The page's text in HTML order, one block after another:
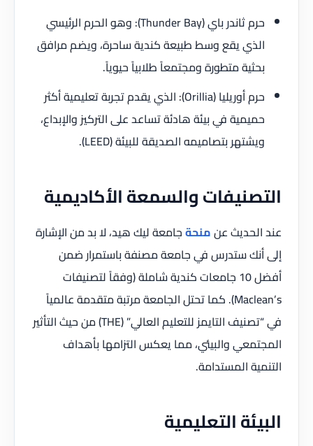
حرم ثاندر باي (Thunder Bay): وهو الحرم الرئيسي
الذي يقع وسط طبيعة كندية ساحرة، ويضم مرافق
بحثية متطورة ومجتمعاً طلابياً حيوياً.
حرم أوريليا (Orillia): الذي يقدم تجربة تعليمية أكثر
حميمية في بيئة هادئة تساعد على التركيز والإبداع،
ويشتهر بتصاميمه الصديقة للبيئة (LEED).
التصنيفات والسمعة الأكاديمية
عند الحديث عنمنحةجامعة ليك هيد، لا بد من الإشارة
إلى أنك ستدرس في جامعة مصنفة باستمرار ضمن
أفضل 10 جامعات كندية شاملة (وفقاً لتصنيفات
Maclean’s). كما تحتل الجامعة مرتبة متقدمة عالمياً
في “تصنيف التايمز للتعليم العالي” (THE) من حيث التأثير
المجتمعي والبيئي، مما يعكس التزامها بأهداف
التنمية المستدامة.
البيئة التعليمية